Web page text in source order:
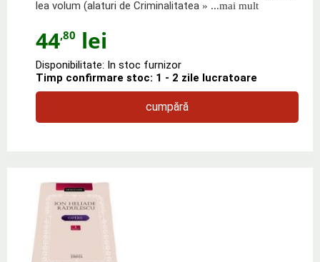
lea volum (alaturi de Criminalitatea » ...mai mult
44,80 lei
Disponibilitate: In stoc furnizor
Timp confirmare stoc: 1 - 2 zile lucratoare
cumpără